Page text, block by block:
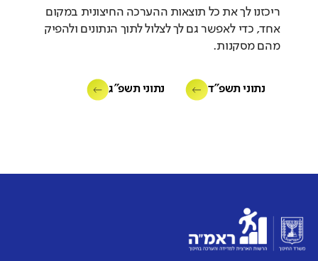
ריכזנו לך את כל תוצאות ההערכה החיצונית במקום
אחד, כדי לאפשר גם לך לצלול לתוך הנתונים ולהפיק
מהם מסקנות.
נתוני תשפ"ד נתוני תשפ"ג